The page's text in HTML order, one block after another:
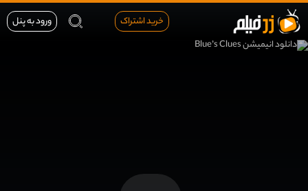
خرید اشتراک ورود به پنل